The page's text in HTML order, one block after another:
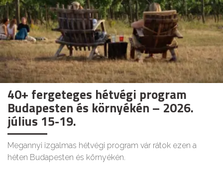
40+ fergeteges hétvégi program
Budapesten és környékén – 2026.
július 15-19.
Megannyi izgalmas hétvégi program vár rátok ezen a
héten Budapesten és környékén.